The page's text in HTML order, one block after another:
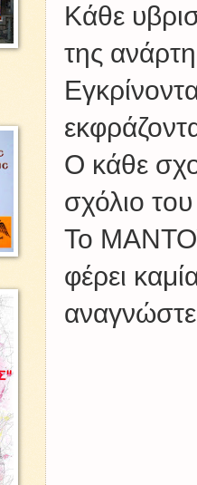
Kάθε
της
Ο κάθε
σχόλιο
Το
φέρει